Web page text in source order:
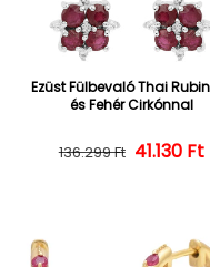
Ezüst Fülbevaló Thai
és Fehér Cirkónnal
Normál ár
136.299 Ft 41.130 Ft